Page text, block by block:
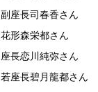
副座長司春香さん
花形森栄都さん
座長恋川純弥さん
若座長碧月龍都さん